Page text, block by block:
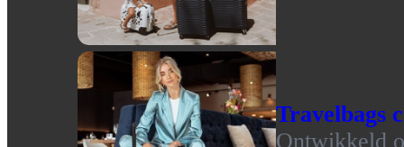
Travelbags
Ontwikkeld